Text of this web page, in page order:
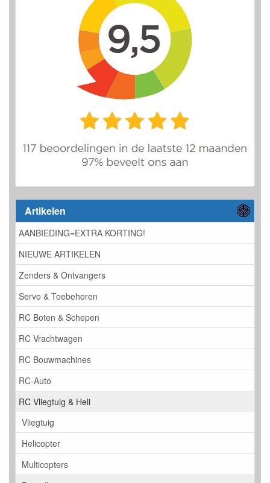
Artikelen
AANBIEDING=EXTRA KORTING!
NIEUWE ARTIKELEN
Zenders & Ontvangers
Servo & Toebehoren
RC Boten & Schepen
RC Vrachtwagen
RC Bouwmachines
RC-Auto
RC Vliegtuig & Heli
Vliegtuig
Helicopter
Multicopters